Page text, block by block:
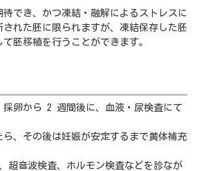
でき、かつ凍結・融解によるストレスに
れた胚に限られますが、凍結保存した胚
胚移植を行うことができます。
採卵から 2 週間後に、血液・尿検査にて
、その後は妊娠が安定するまで黄体補充
超音波検査、ホルモン検査などを診なが